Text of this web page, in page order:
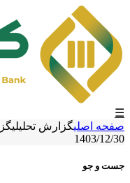
☰
صفحه اصلیگزارش تحلیلی
1403/12/30
جست و جو